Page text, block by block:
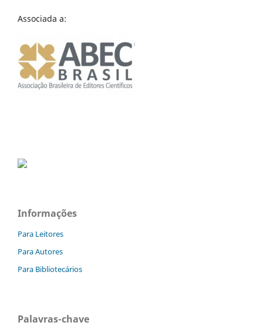
Associada a:
Informações
Para Leitores
Para Autores
Para Bibliotecários
Palavras-chave